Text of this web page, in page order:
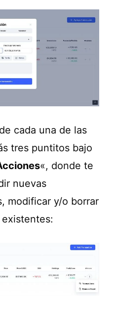
cada una de las
tres puntitos bajo
«, donde te
nuevas
modificar y/o borrar